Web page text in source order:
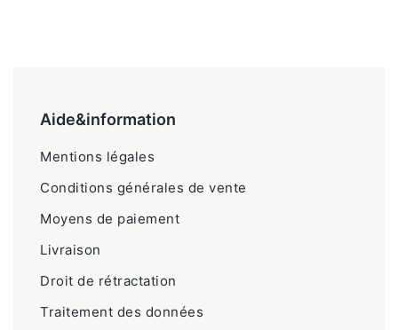
Aide&information
Mentions légales
Conditions générales de vente
Moyens de paiement
Livraison
Droit de rétractation
Traitement des données